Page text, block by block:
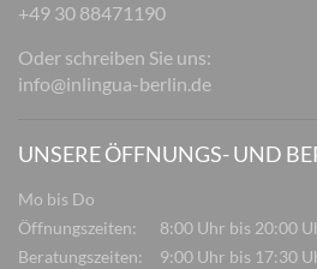
+49 30 88471190
Oder schreiben Sie uns:
info@inlingua-berlin.de
UNSERE ÖFFNUNGS- UND
Mo bis Do
Öffnungszeiten:
8:00 Uhr bis 20:00
Beratungszeiten:
9:00 Uhr bis 17:30